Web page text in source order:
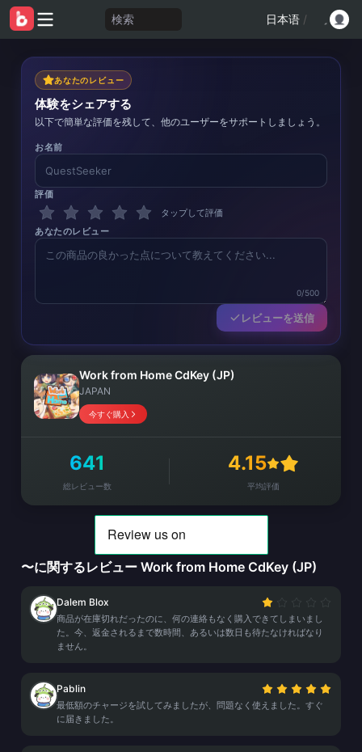
検索 日本语 /
あなたのレビュー
体験をシェアする
以下で簡単な評価を残して、他のユーザーをサポートしましょう。
お名前
評価
タップして評価
あなたのレビュー
0/500
レビューを送信
Work from Home CdKey (JP)
JAPAN
今すぐ購入
641
総レビュー数
4.15
平均評価
〜に関するレビュー Work from Home CdKey (JP)
Dalem Blox
商品が在庫切れだったのに、何の連絡もなく購入できてしまいまし
た。今、返金されるまで数時間、あるいは数日も待たなければなり
ません。
Pablin
最低額のチャージを試してみましたが、問題なく使えました。すぐ
に届きました。